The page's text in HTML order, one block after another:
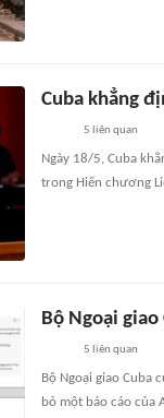
Cuba khẳng
5 liên quan
Ngày 18/5, Cuba
trong Hiến chương
Bộ Ngoại
5 liên quan
Bộ Ngoại giao Cuba
bỏ một báo cáo của